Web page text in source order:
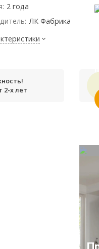
2 года
ЛК Фабрика
2-х лет